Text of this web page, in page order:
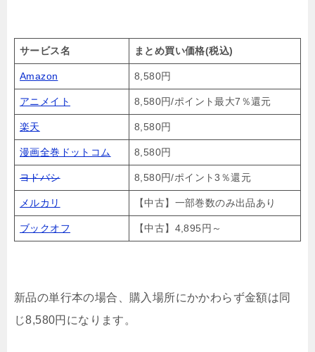
サービス名 まとめ買い価格(税込)
Amazon 8,580円
アニメイト 8,580円/ポイント最大7％還元
楽天 8,580円
漫画全巻ドットコム 8,580円
ヨドバシ 8,580円/ポイント3％還元
メルカリ 【中古】一部巻数のみ出品あり
ブックオフ 【中古】4,895円～
新品の単行本の場合、購入場所にかかわらず金額は同
じ8,580円になります。